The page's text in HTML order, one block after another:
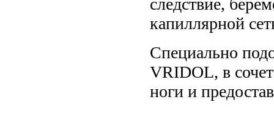
следствие,
капиллярной
Специально
VRIDOL, в
ноги и